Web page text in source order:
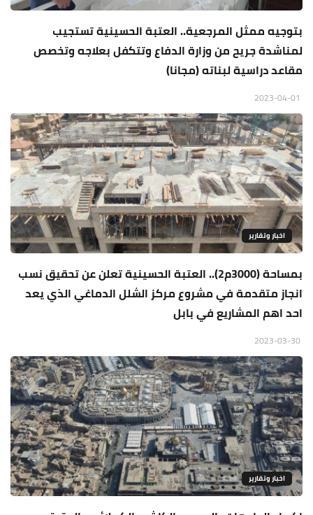
بتوجيه ممثل المرجعية.. العتبة الحسينية تستجيب
لمناشدة جريح من وزارة الدفاع وتتكفل بعلاجه وتخصص
مقاعد دراسية لبناته (مجانا)
اخبار وتقارير
بمساحة (3000م2).. العتبة الحسينية تعلن عن تحقيق نسب
انجاز متقدمة في مشروع مركز الشلل الدماغي الذي يعد
احد اهم المشاريع في بابل
اخبار وتقارير